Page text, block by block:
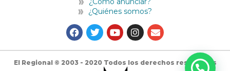
¿Quiénes somos?
a
c
e
b
o
w
i
t
t
e
o
u
t
u
b
n
s
t
g
n
v
e
o
El Regional © 2003 - 2020 Todos los derechos reservados